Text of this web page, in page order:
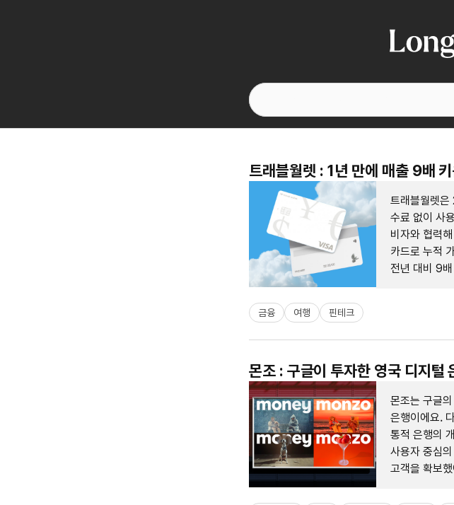
트래블월렛 : 1년 만에 매출 9배
트래블월렛은
수료 없이 사
비자와 협력
카드로 누적
전년 대비 9
금융 여행 핀테크
몬조 : 구글이 투자한 영국 디지털
몬조는 구글
은행이에요.
통적 은행의
사용자 중심
고객을 확보